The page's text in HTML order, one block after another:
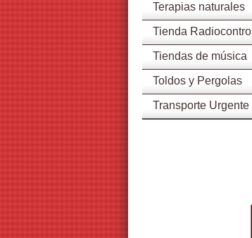
Terapias naturales
Tienda Radiocontrol
Tiendas de música
Toldos y Pergolas
Transporte Urgente